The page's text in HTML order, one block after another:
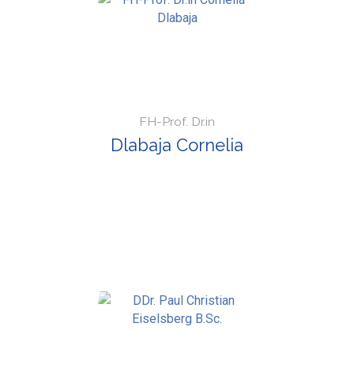
FH-Prof. Dr.in
Dlabaja Cornelia